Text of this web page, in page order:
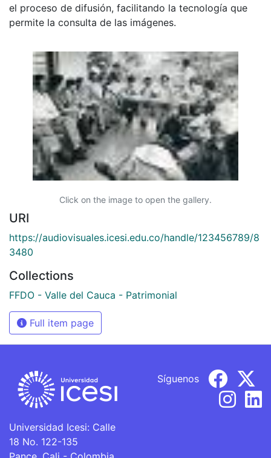
el proceso de difusión, facilitando la tecnología que
permite la consulta de las imágenes.
Click on the image to open the gallery.
URI
https://audiovisuales.icesi.edu.co/handle/123456789/8
3480
Collections
FFDO - Valle del Cauca - Patrimonial
Full item page
Universidad Icesi: Calle
18 No. 122-135
Síguenos